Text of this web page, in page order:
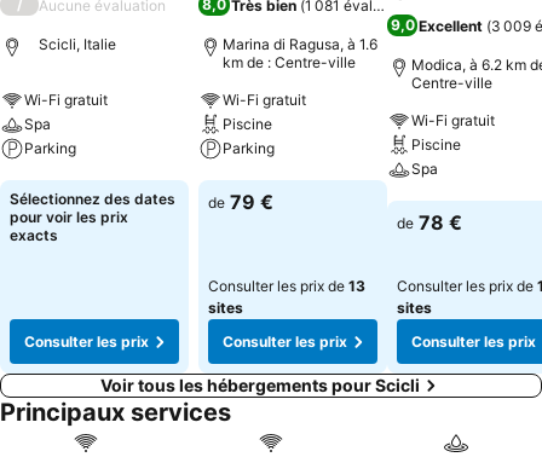
/ Aucune évaluation
Scicli, Italie
Wi-Fi gratuit
Spa
Parking
Consulter les prix
Sélectionnez des dates
pour voir les prix
exacts
Consulter les prix
8,0 Très bien (1 081 évaluations
Marina di Ragusa, à 1.6
km de : Centre-ville
Wi-Fi gratuit
Piscine
Parking
Consulter les prix
de 79 €
Consulter les prix de 13
sites
Consulter les prix
9,0 Excellent (3 009
Modica, à 6.2 km
Centre-ville
Wi-Fi gratuit
Piscine
Spa
Consulter les
de 78 €
Consulter les prix de
sites
Consulter les prix
Voir tous les hébergements pour Scicli
Principaux services